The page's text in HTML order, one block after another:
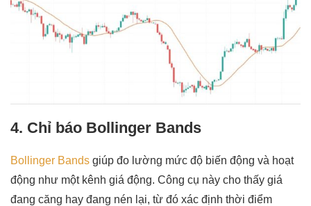
4. Chỉ báo Bollinger Bands
Bollinger Bands giúp đo lường mức độ biến động và hoạt
động như một kênh giá động. Công cụ này cho thấy giá
đang căng hay đang nén lại, từ đó xác định thời điểm